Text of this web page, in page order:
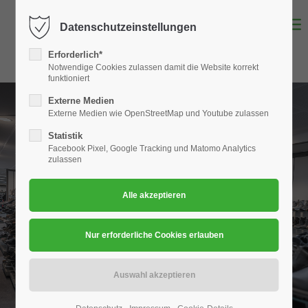
Login
Benutzername
Support
Lorem ipsum dolor sit amet:
Datenschutzeinstellungen
Erforderlich*
Notwendige Cookies zulassen damit die Website korrekt
funktioniert
Externe Medien
Externe Medien wie OpenStreetMap und Youtube zulassen
Statistik
Facebook Pixel, Google Tracking und Matomo Analytics
zulassen